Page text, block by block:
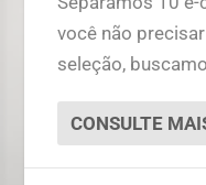
você não
seleção,
CONSULTE